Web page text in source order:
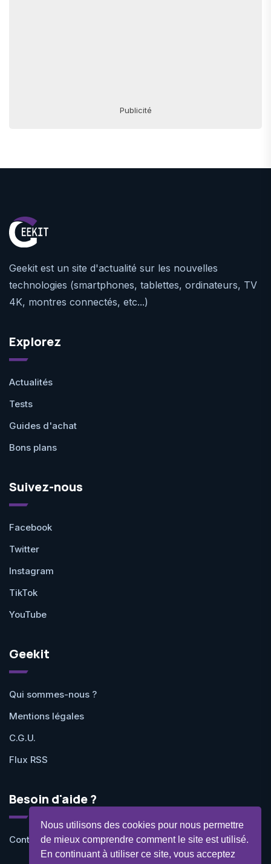
Nous utilisons des cookies pour nous permettre
de mieux comprendre comment le site est utilisé.
En continuant à utiliser ce site, vous acceptez
Publicité
Geekit est un site d'actualité sur les nouvelles
technologies (smartphones, tablettes, ordinateurs, TV
4K, montres connectés, etc...)
Explorez
Actualités
Tests
Guides d'achat
Bons plans
Suivez-nous
Facebook
Twitter
Instagram
TikTok
YouTube
Geekit
Qui sommes-nous ?
Mentions légales
C.G.U.
Flux RSS
Besoin d'aide ?
Contactez-nous